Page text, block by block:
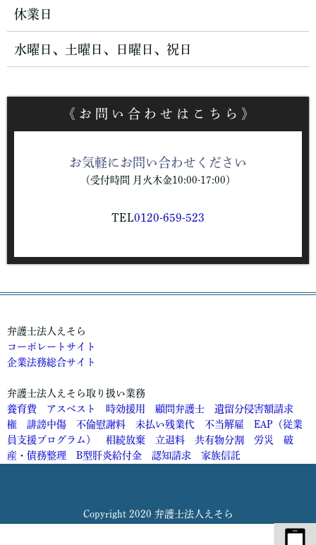
休業日
水曜日、土曜日、日曜日、祝日
《 お 問 い 合 わ せ は こ ち ら 》
お気軽にお問い合わせください
（受付時間 月火木金10:00-17:00）
TEL0120-659-523
弁護士法人えそら
コーポレートサイト
企業法務総合サイト
弁護士法人えそら取り扱い業務
養育費
アスベスト 時効援用 顧問弁護士
遺留分侵害額請求
権
誹謗中傷 不倫慰謝料 未払い残業代 不当解雇
EAP（従業
員支援プログラム）
相続放棄 立退料 共有物分割 労災
破
産・債務整理
B型肝炎給付金 認知請求 家族信託
Copyright 2020 弁護士法人えそら